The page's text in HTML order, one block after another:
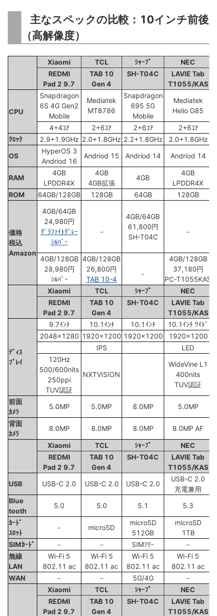
主なスペックの比較：10インチ前後
（高解像度）
Xiaomi TCL ｼｬｰﾌﾟ
NEC
REDMI
Pad 2 9.7
TAB 10
Gen 4
SH-T04C
LAVIE Tab
T1055/KAS
CPU
Snapdragon
6S 4G Gen2
Mobile
Mediatek
MT8786
Snapdragon
695 5G
Mobile
Mediatek
Helio G85
4+4ｺｱ 2+6ｺｱ 2+6ｺｱ
2+6ｺｱ
ｸﾛｯｸ
2.9+1.9GHz 2.0+1.8GHz 2.2+1.8GHz 2.0+1.8GHz
OS
HyperOS 3
Andriod 16
Andriod 15 Andriod 14 Andriod 14
RAM
4GB
LPDDR4X
4GB
4GB拡張
4GB
4GB
LPDDR4X
ROM
64GB/128GB 128GB 64GB 128GB
価格
税込
Amazon
4GB/64GB
24,980円
ｸﾞﾗﾌｧｲﾄｸﾞﾚｰ
ｼﾙﾊﾞｰ
－
4GB/64GB
61,800円
SH-T04C
－
4GB/128GB
28,980円
ｼﾙﾊﾞｰ
4GB/128GB
26,800円
TAB 10-4
－
4GB/128GB
37,180円
PC-T1055KAS
Xiaomi
TCL ｼｬｰﾌﾟ
NEC
REDMI
Pad 2 9.7
TAB 10
Gen 4
SH-T04C
LAVIE Tab
T1055/KAS
ﾃﾞｨｽ
ﾌﾟﾚｲ
9.7ｲﾝﾁ 10.1ｲﾝﾁ 10.1ｲﾝﾁ 10.1ｲﾝﾁ ﾜｲﾄﾞ
2048x1280 1920x1200 1920x1200 1920x1200
IPS
LED
120Hz
500/600nits
250ppi
TUV認証
NXTVISION
WideVine L1
400nits
TUV認証
前面
ｶﾒﾗ
5.0MP 5.0MP 8.0MP 5.0MP
背面
ｶﾒﾗ
8.0MP 8.0MP 8.0MP 8.0MP AF
Xiaomi TCL ｼｬｰﾌﾟ
NEC
REDMI
Pad 2 9.7
TAB 10
Gen 4
SH-T04C
LAVIE Tab
T1055/KAS
USB USB-C 2.0 USB-C 2.0 USB-C 2.0
USB-C 2.0
充電兼用
Blue
tooth
5.0 5.0 5.1 5.3
ｶｰﾄﾞ
ｽﾛｯﾄ
－ microSD
microSD
512GB
microSD
1TB
SIMｶｰﾄﾞ
－ － SIMﾌﾘｰ
－
無線
LAN
Wi-Fi 5
802.11 ac
Wi-Fi 5
802.11 ac
Wi-Fi 5
802.11 ac
Wi-Fi 5
802.11 ac
WAN
－ － 5G/4G
－
Xiaomi
TCL ｼｬｰﾌﾟ
NEC
REDMI
Pad 2 9.7
TAB 10
Gen 4
SH-T04C
LAVIE Tab
T1055/KAS